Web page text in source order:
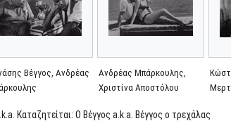
Βέγγος, Ανδρέας
Ανδρέας Μπάρκουλης,
Χριστίνα Αποστόλου
Καταζητείται: Ο Βέγγος a.k.a. Βέγγος ο τρεχάλας